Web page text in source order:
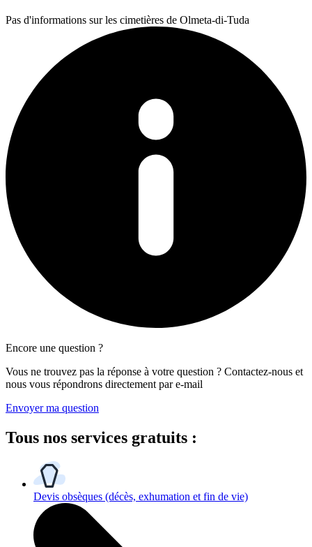
Pas d'informations sur les cimetières de Olmeta-di-Tuda
Encore une question ?
Vous ne trouvez pas la réponse à votre question ? Contactez-nous et
nous vous répondrons directement par e-mail
Envoyer ma question
Tous nos services gratuits :
Devis obsèques (décès, exhumation et fin de vie)